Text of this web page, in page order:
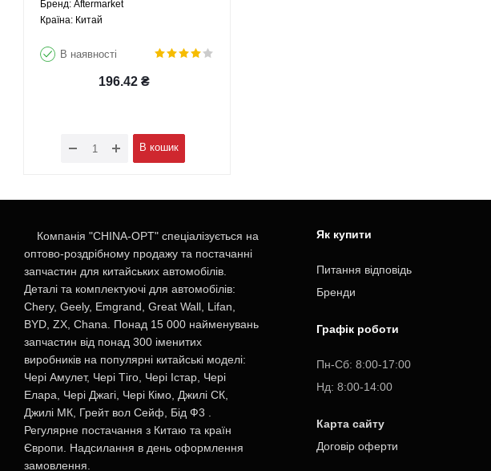
1306020 Aftermarket
Брeнд: Aftermarket
Країна: Китай
В наявності
196.42 ₴
В кошик
Компанія "CHINA-OPT" спеціалізується на
оптово-роздрібному продажу та постачанні
запчастин для китайських автомобілів.
Деталі та комплектуючі для автомобілів:
Chery, Geely, Emgrand, Great Wall, Lifan,
BYD, ZX, Chana. Понад 15 000 найменувань
запчастин від понад 300 іменитих
виробників на популярні китайські моделі:
Чері Амулет, Чері Тіго, Чері Істар, Чері
Елара, Чері Джагі, Чері Кімо, Джилі СК,
Джилі МК, Грейт вол Сейф, Бід Ф3 .
Регулярне постачання з Китаю та країн
Європи. Надсилання в день оформлення
замовлення.
Як купити
Питання відповідь
Бренди
Графік роботи
Пн-Cб: 8:00-17:00
Нд: 8:00-14:00
Карта сайту
Договір оферти